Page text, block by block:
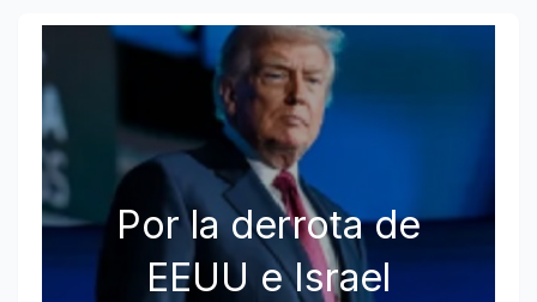
Por la derrota de
EEUU e Israel